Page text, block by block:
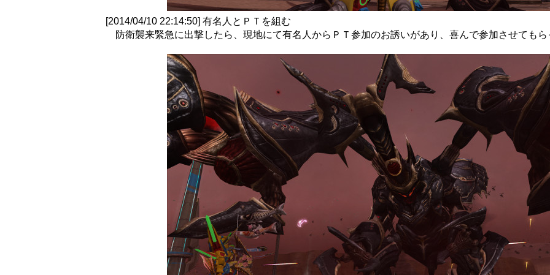
[2014/04/10 22:14:50] 有名人とＰＴを組む
防衛襲来緊急に出撃したら、現地にて有名人からＰＴ参加のお誘いがあり、喜んで参加させてもら